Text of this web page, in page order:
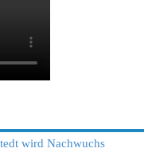
wird Nachwuchs